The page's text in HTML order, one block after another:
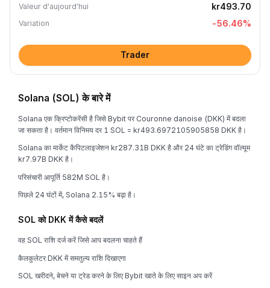
Valeur d'aujourd'hui kr493.70
Variation -56.46%
Trader
Solana (SOL) के बारे में
Solana एक क्रिप्टोकरेंसी है जिसे Bybit पर Couronne danoise (DKK) में बदला
जा सकता है। वर्तमान विनिमय दर 1 SOL = kr493.6972105905858 DKK है।
Solana का मार्केट कैपिटलाइजेशन kr287.31B DKK है और 24 घंटे का ट्रेडिंग वॉल्यूम
kr7.97B DKK है।
परिसंचारी आपूर्ति 582M SOL है।
पिछले 24 घंटों में, Solana 2.15% बढ़ा है।
SOL को DKK में कैसे बदलें
वह SOL राशि दर्ज करें जिसे आप बदलना चाहते हैं
कैलकुलेटर DKK में समतुल्य राशि दिखाएगा
SOL खरीदने, बेचने या ट्रेड करने के लिए Bybit खाते के लिए साइन अप करें